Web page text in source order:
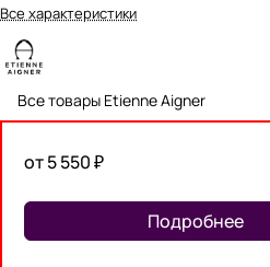
Все характеристики
Все товары Etienne Aigner
от 5 550 ₽
Подробнее